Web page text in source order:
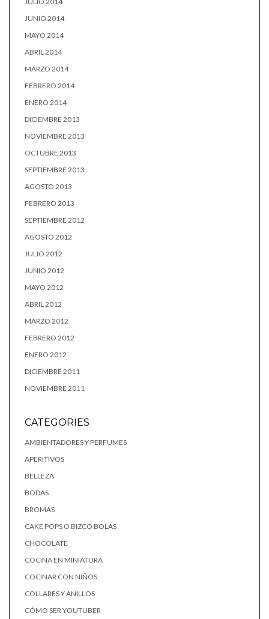
JUNIO 2014
MAYO 2014
ABRIL 2014
MARZO 2014
FEBRERO 2014
ENERO 2014
DICIEMBRE 2013
NOVIEMBRE 2013
OCTUBRE 2013
SEPTIEMBRE 2013
AGOSTO 2013
FEBRERO 2013
SEPTIEMBRE 2012
AGOSTO 2012
JULIO 2012
JUNIO 2012
MAYO 2012
ABRIL 2012
MARZO 2012
FEBRERO 2012
ENERO 2012
DICIEMBRE 2011
NOVIEMBRE 2011
CATEGORIES
AMBIENTADORES Y PERFUMES
APERITIVOS
BELLEZA
BODAS
BROMAS
CAKE POPS O BIZCO BOLAS
CHOCOLATE
COCINA EN MINIATURA
COCINAR CON NIÑOS
COLLARES Y ANILLOS
CÓMO SER YOUTUBER